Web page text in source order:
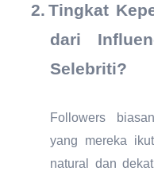
2. Tingkat
dari
Selebriti?
Followers
yang mereka
natural dan